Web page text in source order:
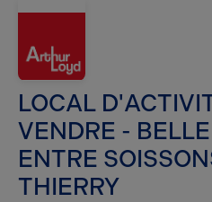
LOCAL
VENDRE -
ENTRE
THIERRY